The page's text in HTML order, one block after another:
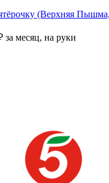
(Верхняя
за месяц, на руки